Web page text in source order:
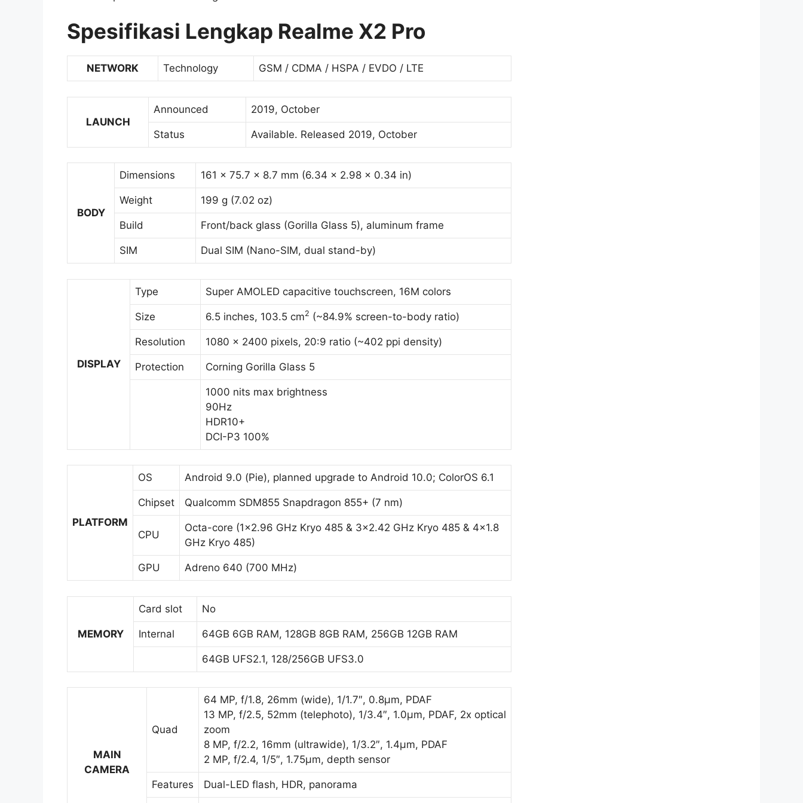
Spesifikasi Lengkap Realme X2 Pro
NETWORK Technology GSM / CDMA / HSPA / EVDO / LTE
LAUNCH
Announced 2019, October
Status Available. Released 2019, October
BODY
Dimensions 161 x 75.7 x 8.7 mm (6.34 x 2.98 x 0.34 in)
Weight 199 g (7.02 oz)
Build Front/back glass (Gorilla Glass 5), aluminum frame
SIM Dual SIM (Nano-SIM, dual stand-by)
DISPLAY
Type Super AMOLED capacitive touchscreen, 16M colors
Size 6.5 inches, 103.5 cm2 (~84.9% screen-to-body ratio)
Resolution 1080 x 2400 pixels, 20:9 ratio (~402 ppi density)
Protection Corning Gorilla Glass 5
1000 nits max brightness
90Hz
HDR10+
DCI-P3 100%
PLATFORM
OS Android 9.0 (Pie), planned upgrade to Android 10.0; ColorOS 6.1
Chipset Qualcomm SDM855 Snapdragon 855+ (7 nm)
CPU
Octa-core (1×2.96 GHz Kryo 485 & 3×2.42 GHz Kryo 485 & 4×1.8
GHz Kryo 485)
GPU Adreno 640 (700 MHz)
MEMORY
Card slot No
Internal 64GB 6GB RAM, 128GB 8GB RAM, 256GB 12GB RAM
64GB UFS2.1, 128/256GB UFS3.0
MAIN
CAMERA
Quad
64 MP, f/1.8, 26mm (wide), 1/1.7″, 0.8µm, PDAF
13 MP, f/2.5, 52mm (telephoto), 1/3.4″, 1.0µm, PDAF, 2x optical
zoom
8 MP, f/2.2, 16mm (ultrawide), 1/3.2″, 1.4µm, PDAF
2 MP, f/2.4, 1/5″, 1.75µm, depth sensor
Features Dual-LED flash, HDR, panorama